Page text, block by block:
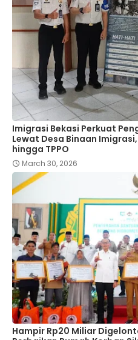
Imigrasi Bekasi Perkuat
Lewat Desa Binaan
hingga TPPO
March 30, 2026
Hampir Rp20 Miliar